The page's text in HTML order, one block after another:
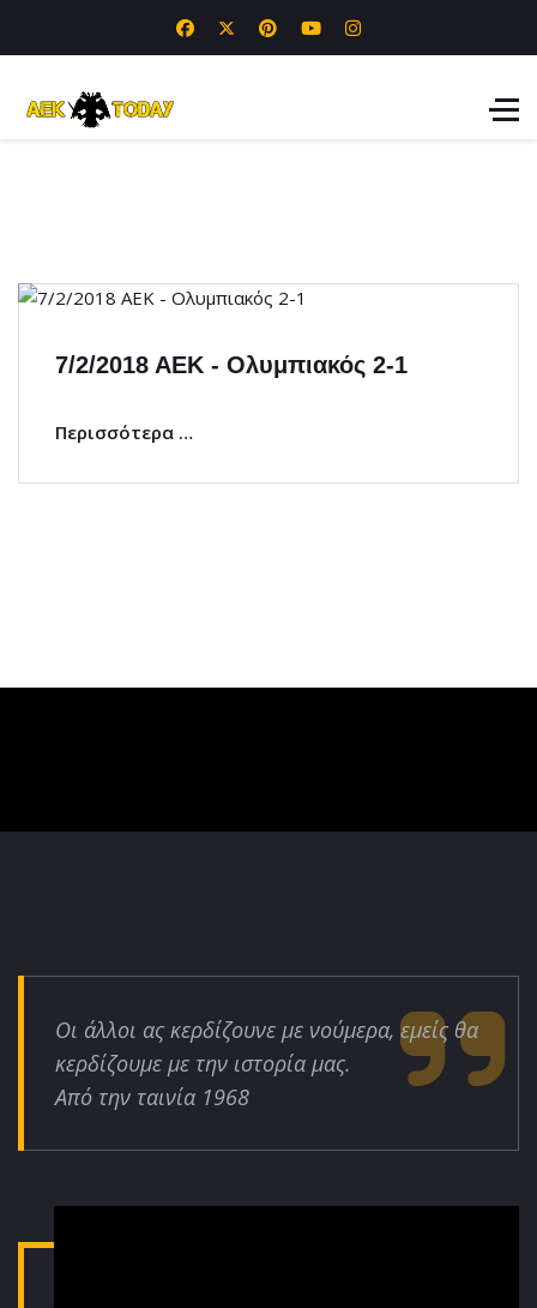
7/2/2018 ΑΕΚ - Ολυμπιακός 2-1
Περισσότερα …
Οι άλλοι ας κερδίζουνε με νούμερα, εμείς θα
κερδίζουμε με την ιστορία μας.
Από την ταινία 1968